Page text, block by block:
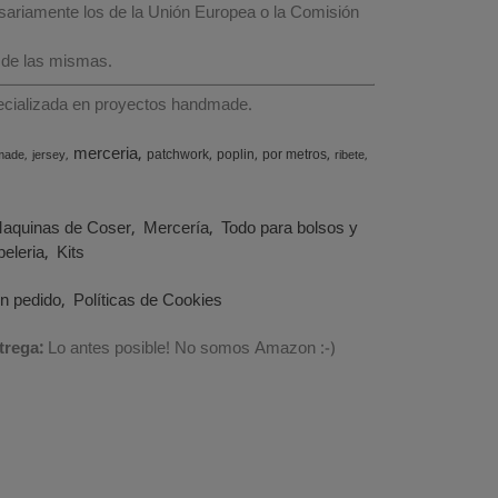
los de la Unión Europea o la Comisión
las mismas.
en proyectos handmade.
jersey merceria patchwork poplin por metros ribete
de Coser Mercería Todo para bolsos y
Kits
pedido Políticas de Cookies
Lo antes posible! No somos Amazon :-)